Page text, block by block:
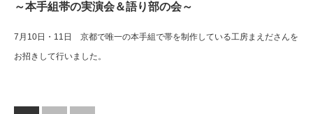
～本手組帯の実演会＆語り部の会～
7月10日・11日 京都で唯一の本手組で帯を制作している工房まえださんを
お招きして行いました。